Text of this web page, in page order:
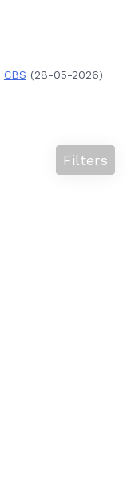
CBS (28-05-2026)
Filters